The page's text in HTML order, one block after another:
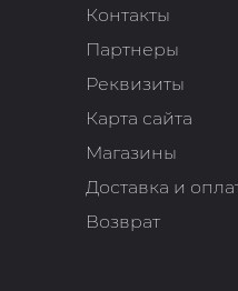
Контакты
Партнеры
Реквизиты
Карта сайта
Магазины
Доставка и
Возврат